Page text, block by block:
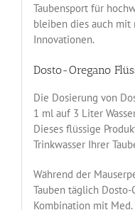
Taubensport für
bleiben dies auch mit
Innovationen.
Dosto-Oregano
Die Dosierung von
1 ml auf 3 Liter
Dieses flüssige
Trinkwasser Ihrer
Während der
Tauben täglich
Kombination mit Med.